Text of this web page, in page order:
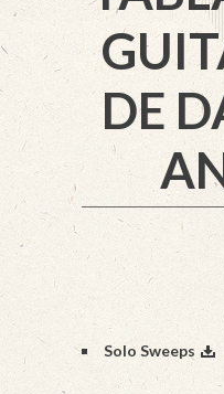
DE
Solo Sweeps